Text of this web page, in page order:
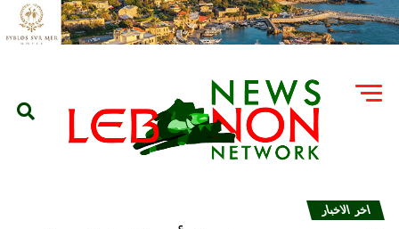
اخر الاخبار